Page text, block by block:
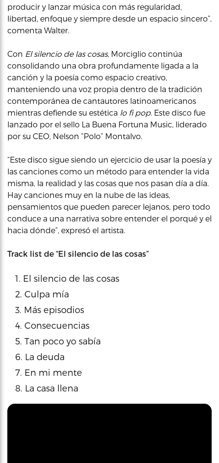
producir y lanzar música con más regularidad,
libertad, enfoque y siempre desde un espacio sincero”,
comenta Walter.
Con El silencio de las cosas, Morciglio continúa
consolidando una obra profundamente ligada a la
canción y la poesía como espacio creativo,
manteniendo una voz propia dentro de la tradición
contemporánea de cantautores latinoamericanos
mientras defiende su estética lo fi pop. Este disco fue
lanzado por el sello La Buena Fortuna Music, liderado
por su CEO, Nelson “Polo” Montalvo.
“Este disco sigue siendo un ejercicio de usar la poesía y
las canciones como un método para entender la vida
misma, la realidad y las cosas que nos pasan día a día.
Hay canciones muy en la nube de las ideas,
pensamientos que pueden parecer lejanos, pero todo
conduce a una narrativa sobre entender el porqué y el
hacia dónde”, expresó el artista.
Track list de “El silencio de las cosas”
El silencio de las cosas
Culpa mía
Más episodios
Consecuencias
Tan poco yo sabía
La deuda
En mi mente
La casa llena